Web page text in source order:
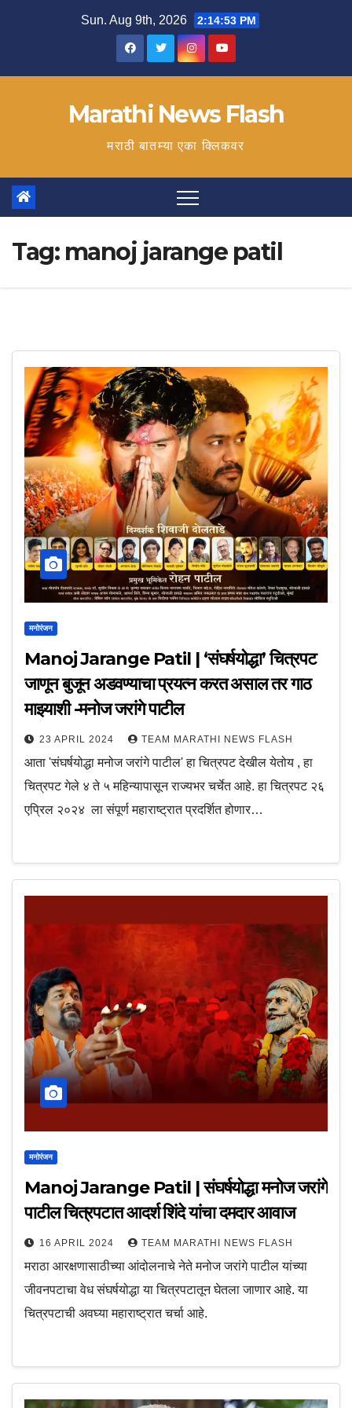
Sun. Aug 9th, 2026 2:14:54 PM
Marathi News Flash
मराठी बातम्या एका क्लिकवर
Tag: manoj jarange patil
मनोरंजन
Manoj Jarange Patil | ‘संघर्षयोद्धा’ चित्रपट
जाणून बुजून अडवण्याचा प्रयत्न करत असाल तर गाठ
माझ्याशी -मनोज जरांगे पाटील
23 APRIL 2024 TEAM MARATHI NEWS FLASH
आता 'संघर्षयोद्धा मनोज जरांगे पाटील' हा चित्रपट देखील येतोय , हा
चित्रपट गेले ४ ते ५ महिन्यापासून राज्यभर चर्चेत आहे. हा चित्रपट २६
एप्रिल २०२४ ला संपूर्ण महाराष्ट्रात प्रदर्शित होणार…
मनोरंजन
Manoj Jarange Patil | संघर्षयोद्धा मनोज जरांगे
पाटील चित्रपटात आदर्श शिंदे यांचा दमदार आवाज
16 APRIL 2024 TEAM MARATHI NEWS FLASH
मराठा आरक्षणासाठीच्या आंदोलनाचे नेते मनोज जरांगे पाटील यांच्या
जीवनपटाचा वेध संघर्षयोद्धा या चित्रपटातून घेतला जाणार आहे. या
चित्रपटाची अवघ्या महाराष्ट्रात चर्चा आहे.